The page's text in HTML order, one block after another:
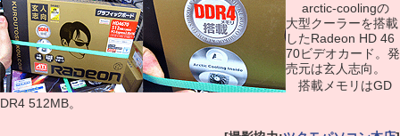
arctic-coolingの
大型クーラーを搭載
したRadeon HD 46
70ビデオカード。発
売元は玄人志向。
搭載メモリはGD
DR4 512MB。